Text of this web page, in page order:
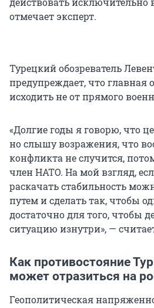
отмечает эксперт.
Турецкий обозреватель
предупреждает, что главная
исходить не от прямого
«Долгие годы я говорю, что
но слышу возражения, что
конфликта не случится,
член НАТО. На мой взгляд,
раскачать стабильность
путем и сделать так, чтобы
достаточно для того, чтобы
ситуацию изнутри», —
Как противостояние
может отразиться на
Геополитическая